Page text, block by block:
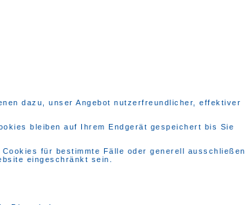
dazu, unser Angebot nutzerfreundlicher, effektiver
bleiben auf Ihrem Endgerät gespeichert bis Sie
für bestimmte Fälle oder generell ausschließen
eingeschränkt sein.